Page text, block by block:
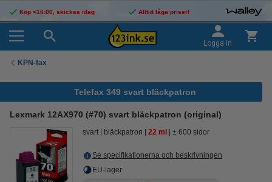
Köp <16:00, skickas idag Alltid låga priser!
Logga in
KPN-fax
Telefax 349 svart bläckpatron
Lexmark 12AX970 (#70) svart bläckpatron (original)
svart bläckpatron 22 ml ± 600 sidor
Se specifikationerna och beskrivningen
EU-lager